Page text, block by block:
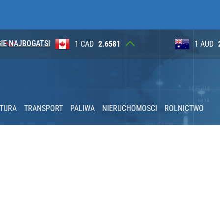
NAJBOGATSI
trafią do automatów
5 tys. zł na rękę
1 AUD 2.6230 100
TRANSPORT PALIWA NIERUCHOMOSCI ROLNICTWO